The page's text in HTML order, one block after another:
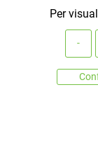
Per